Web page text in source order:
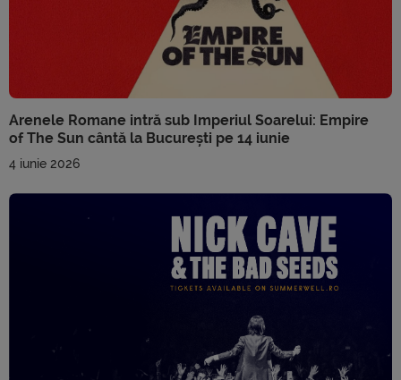
Arenele Romane intră sub Imperiul Soarelui: Empire
of The Sun cântă la București pe 14 iunie
4 iunie 2026